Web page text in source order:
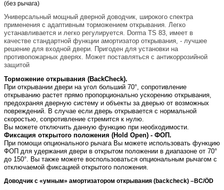
(без рычага)
Универсальный мощный дверной доводчик, широкого спектра
применения с адаптивным торможением открывания. Легко
устанавливается и легко регулируется. Dorma TS 83, имеет в
качестве стандартной функции амортизатор открывания, - лучшее
решение для входной двери. Пригоден для установки на
противопожарных дверях. Может поставляться с антикоррозийной
защитой
Торможение открывания (BackCheck).
При открывании двери на угол больший 70°, сопротивление
открыванию растет прямо пропорционально ускорению открывания,
предохраняя дверную систему и объекты за дверью от возможных
повреждений. В случае если дверь открывается с нормальной
скоростью, сопротивление стремится к нулю.
Вы можете отключить данную функцию при необходимости.
Фиксация открытого положения (Hold Open) - ФОП.
При помощи опционального рычага Вы можете использовать функцию
ФОП для удержания двери в открытом положении в диапазоне от 70°
до 150°. Вы также можете воспользоваться опциональным рычагом с
отключаемой фиксацией открытого положения.
Доводчик с «умным» амортизатором открывания (backcheck) –BC/ÖD